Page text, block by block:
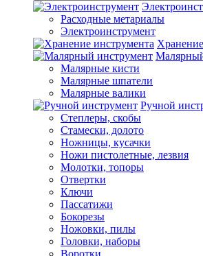
Расходные метариалы
Электроинструмент
Малярные кисти
Малярные шпатели
Малярные валики
Ручной
Степлеры, скобы
Стамески, долото
Ножницы, кусачки
Ножи пистолетные, лезвия
Молотки, топоры
Отвертки
Ключи
Пассатижи
Бокорезы
Ножовки, пилы
Головки, наборы
Воротки